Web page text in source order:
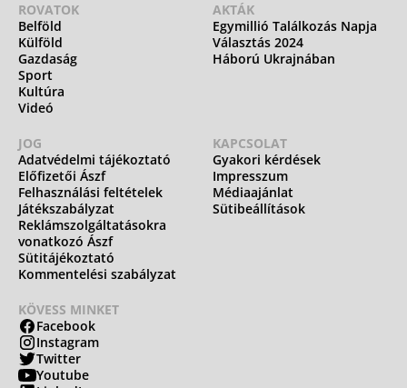
ROVATOK
Belföld
Külföld
Gazdaság
Sport
Kultúra
Videó
AKTÁK
Egymillió Találkozás Napja
Választás 2024
Háború Ukrajnában
JOG
Adatvédelmi tájékoztató
Előfizetői Ászf
Felhasználási feltételek
Játékszabályzat
Reklámszolgáltatásokra
vonatkozó Ászf
Sütitájékoztató
Kommentelési szabályzat
KAPCSOLAT
Gyakori kérdések
Impresszum
Médiaajánlat
Sütibeállítások
KÖVESS MINKET
Facebook
Instagram
Twitter
Youtube